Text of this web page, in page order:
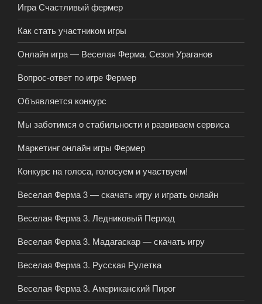
Игра Счастливый фермер
Как стать участником игры
Онлайн игра — Веселая Ферма. Сезон Ураганов
Вопрос-ответ по игре Фермер
Объявляется конкурс
Мы заботимся о стабильности и развиваем сервиса
Маркетинг онлайн игры Фермер
Конкурс на голоса, голосуем и участвуем!
Веселая Ферма 3 — скачать игру и играть онлайн
Веселая Ферма 3. Ледниковый Период
Веселая Ферма 3. Мадагаскар — скачать игру
Веселая Ферма 3. Русская Рулетка
Веселая Ферма 3. Американский Пирог